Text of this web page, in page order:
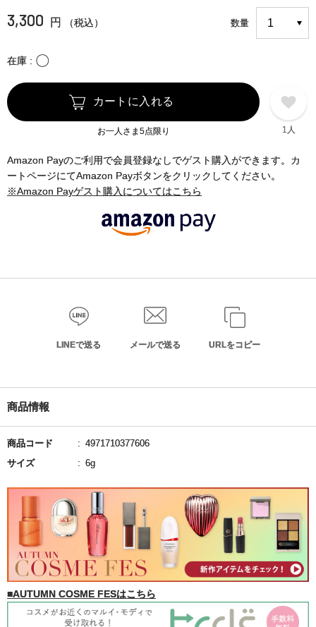
3,300 円 （税込） 数量
在庫 〇
カートに入れる
お一人さま5点限り 1人
Amazon Payのご利用で会員登録なしでゲスト購入ができます。カ
ートページにてAmazon Payボタンをクリックしてください。
※Amazon Payゲスト購入についてはこちら
LINEで送る メールで送る URLをコピー
商品情報
商品コード
4971710377606
サイズ
6g
■AUTUMN COSME FESはこちら